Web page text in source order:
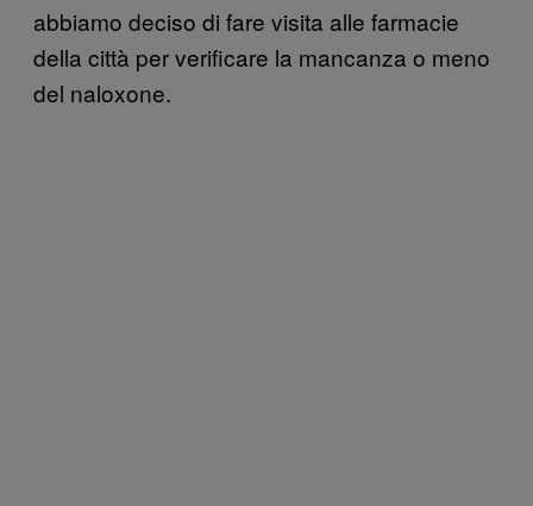
abbiamo deciso di fare visita alle farmacie
della città per verificare la mancanza o meno
del naloxone.